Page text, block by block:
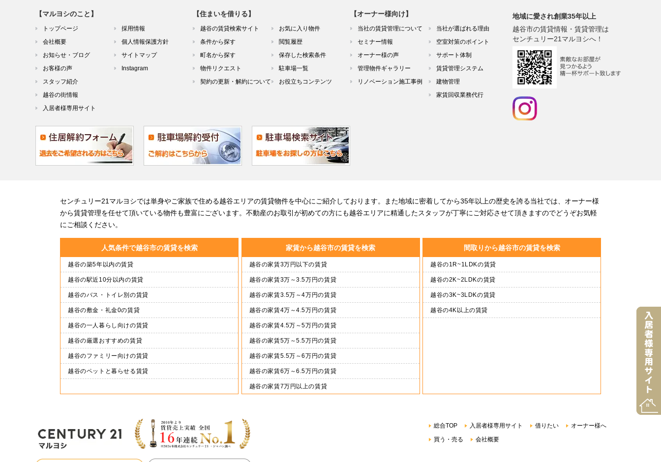
【マルヨシのこと】
トップページ
会社概要
お知らせ・ブログ
お客様の声
スタッフ紹介
越谷の街情報
入居者様専用サイト
採用情報
個人情報保護方針
サイトマップ
Instagram
【住まいを借りる】
越谷の賃貸検索サイト
条件から探す
町名から探す
物件リクエスト
契約の更新・解約について
お気に入り物件
閲覧履歴
保存した検索条件
駐車場一覧
お役立ちコンテンツ
【オーナー様向け】
当社の賃貸管理について
セミナー情報
オーナー様の声
管理物件ギャラリー
リノベーション施工事例
当社が選ばれる理由
空室対策のポイント
サポート体制
賃貸管理システム
建物管理
家賃回収業務代行
地域に愛され創業35年以上
越谷市の賃貸情報・賃貸管理は
センチュリー21マルヨシへ！
センチュリー21マルヨシでは単身やご家族で住める越谷エリアの賃貸物件を中心にご紹介しております。また地域に密着してから35年以上の歴史を誇る当社では、オーナー様
から賃貸管理を任せて頂いている物件も豊富にございます。不動産のお取引が初めての方にも越谷エリアに精通したスタッフが丁寧にご対応させて頂きますのでどうぞお気軽
にご相談ください。
人気条件で越谷市の賃貸を検索
越谷の築5年以内の賃貸
越谷の駅近10分以内の賃貸
越谷のバス・トイレ別の賃貸
越谷の敷金・礼金0の賃貸
越谷の一人暮らし向けの賃貸
越谷の厳選おすすめの賃貸
越谷のファミリー向けの賃貸
越谷のペットと暮らせる賃貸
家賃から越谷市の賃貸を検索
越谷の家賃3万円以下の賃貸
越谷の家賃3万～3.5万円の賃貸
越谷の家賃3.5万～4万円の賃貸
越谷の家賃4万～4.5万円の賃貸
越谷の家賃4.5万～5万円の賃貸
越谷の家賃5万～5.5万円の賃貸
越谷の家賃5.5万～6万円の賃貸
越谷の家賃6万～6.5万円の賃貸
越谷の家賃7万円以上の賃貸
間取りから越谷市の賃貸を検索
越谷の1R~1LDKの賃貸
越谷の2K~2LDKの賃貸
越谷の3K~3LDKの賃貸
越谷の4K以上の賃貸
総合TOP 入居者様専用サイト 借りたい
オーナー様へ
買う・売る
会社概要